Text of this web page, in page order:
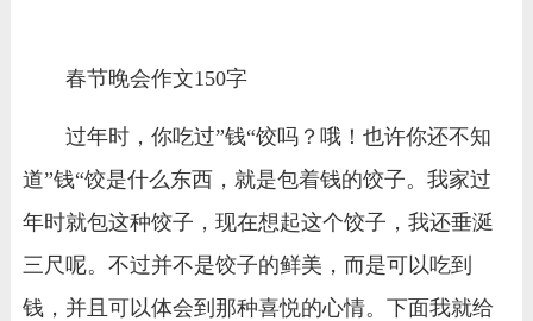
春节晚会作文150字
过年时，你吃过”钱“饺吗？哦！也许你还不知
道”钱“饺是什么东西，就是包着钱的饺子。我家过
年时就包这种饺子，现在想起这个饺子，我还垂涎
三尺呢。不过并不是饺子的鲜美，而是可以吃到
钱，并且可以体会到那种喜悦的心情。下面我就给